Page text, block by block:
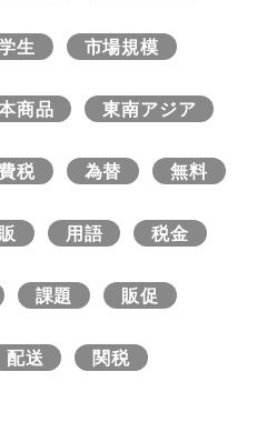
生 市場規模
商品 東南アジア
税 為替 無料
用語 税金
課題 販促
配送 関税